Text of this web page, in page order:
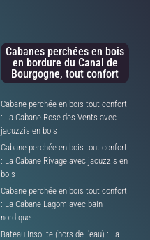
Cabanes perchées en bois
en bordure du Canal de
Bourgogne, tout confort
Cabane perchée en bois tout confort
: La Cabane Rose des Vents avec
jacuzzis en bois
Cabane perchée en bois tout confort
: La Cabane Rivage avec jacuzzis en
bois
Cabane perchée en bois tout confort
: La Cabane Lagom avec bain
nordique
Bateau insolite (hors de l'eau) : La